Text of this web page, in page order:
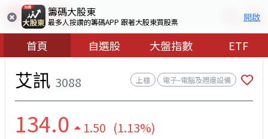
籌碼大股東
最多人按讚的籌碼APP 跟著大股東買股票 開啟
首頁 自選股 大盤指數 ETF
艾訊 3088 上櫃 電子–電腦及週邊設備
134.0 1.50 (1.13%)